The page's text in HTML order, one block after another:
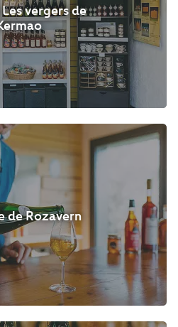
vergers de
de Rozavern